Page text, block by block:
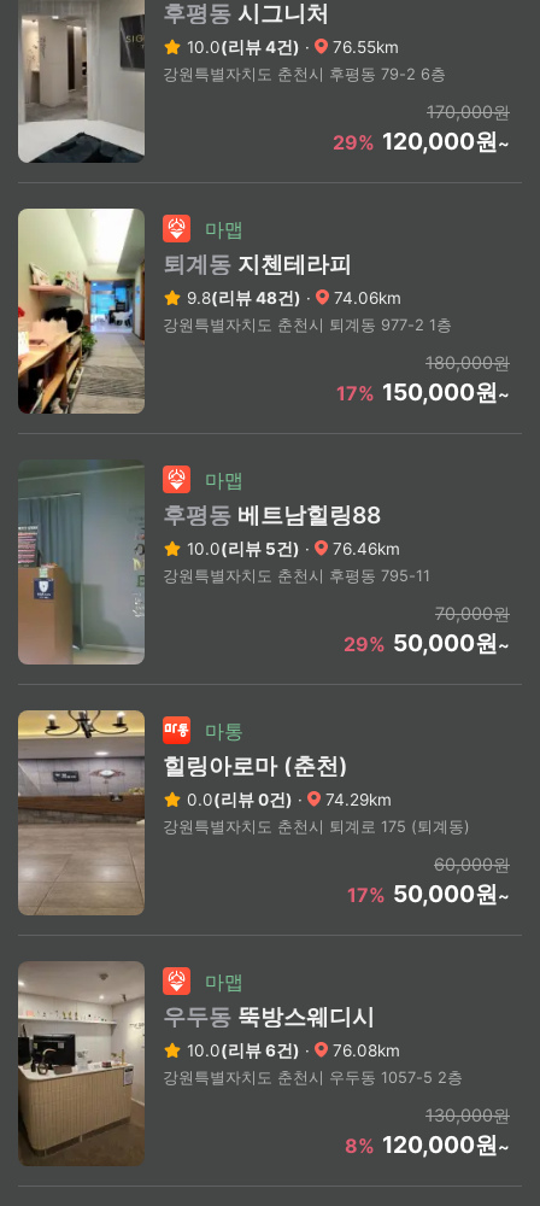
후평동 시그니처
10.0(리뷰 4건) · 76.55km
강원특별자치도 춘천시 후평동 79-2 6층
170,000원
29% 120,000원~
마맵
퇴계동 지첸테라피
9.8(리뷰 48건) · 74.06km
강원특별자치도 춘천시 퇴계동 977-2 1층
180,000원
17% 150,000원~
마맵
후평동 베트남힐링88
10.0(리뷰 5건) · 76.46km
강원특별자치도 춘천시 후평동 795-11
70,000원
29% 50,000원~
마통
힐링아로마 (춘천)
0.0(리뷰 0건) · 74.29km
강원특별자치도 춘천시 퇴계로 175 (퇴계동)
60,000원
17% 50,000원~
마맵
우두동 뚝방스웨디시
10.0(리뷰 6건) · 76.08km
강원특별자치도 춘천시 우두동 1057-5 2층
130,000원
8% 120,000원~